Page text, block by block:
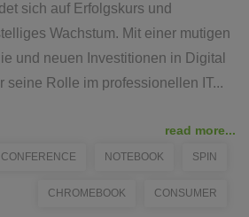
sich auf Erfolgskurs und
Wachstum. Mit einer mutigen
und neuen Investitionen in Digital
seine Rolle im professionellen IT...
read more...
NOTEBOOK SPIN
CHROMEBOOK CONSUMER